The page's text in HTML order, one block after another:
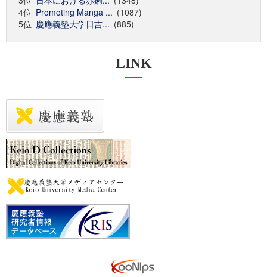
4位 Promoting Manga ... (1087)
5位 慶應義塾大学日吉... (885)
LINK